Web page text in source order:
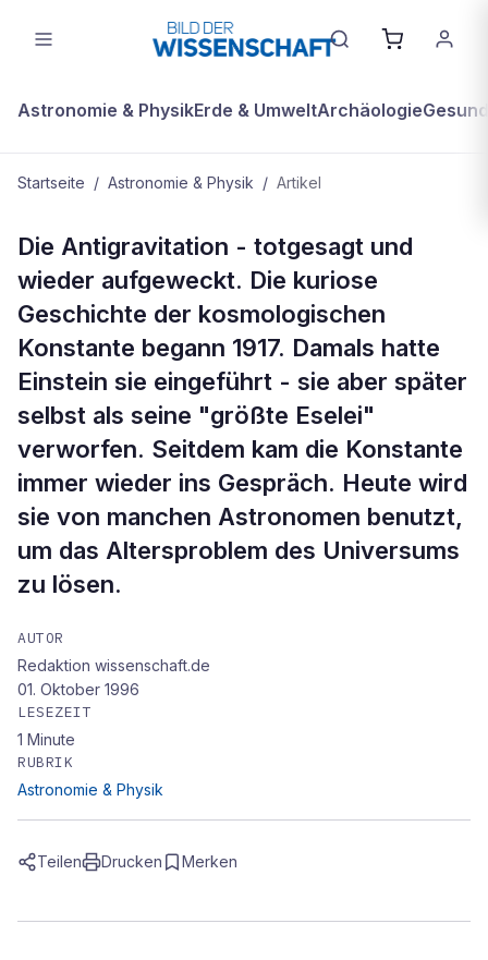
Astronomie & PhysikErde & UmweltArchäologie
Startseite / Astronomie & Physik / Artikel
Streit um Einsteins Konstante
Die Antigravitation - totgesagt und
wieder aufgeweckt. Die kuriose
Geschichte der kosmologischen
Konstante begann 1917. Damals hatte
Einstein sie eingeführt - sie aber später
selbst als seine "größte Eselei"
verworfen. Seitdem kam die Konstante
immer wieder ins Gespräch. Heute wird
sie von manchen Astronomen benutzt,
um das Altersproblem des Universums
zu lösen.
AUTOR
Redaktion wissenschaft.de
01. Oktober 1996
LESEZEIT
1 Minute
RUBRIK
Astronomie & Physik
Teilen Drucken Merken